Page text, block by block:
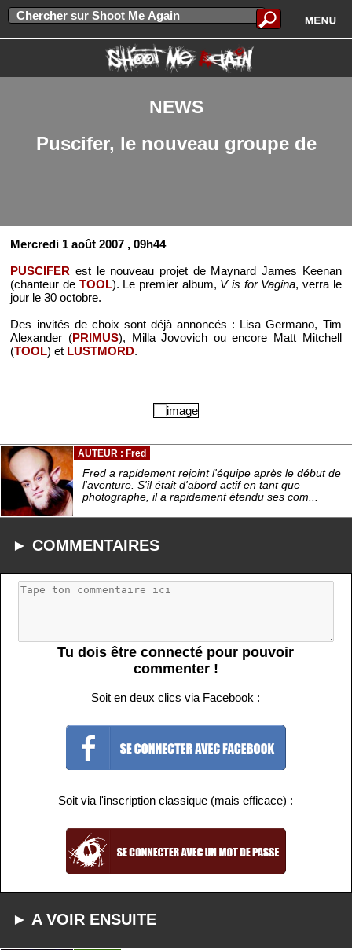
NEWS
Puscifer, le nouveau groupe de
Mercredi 1 août 2007 , 09h44
PUSCIFER est le nouveau projet de Maynard James Keenan
(chanteur de TOOL). Le premier album, V is for Vagina, verra le
jour le 30 octobre.
Des invités de choix sont déjà annoncés : Lisa Germano, Tim
Alexander (PRIMUS), Milla Jovovich ou encore Matt Mitchell
(TOOL) et LUSTMORD.
AUTEUR : Fred
Fred a rapidement rejoint l'équipe après le début de
l'aventure. S'il était d'abord actif en tant que
photographe, il a rapidement étendu ses com...
► COMMENTAIRES
Tu dois être connecté pour pouvoir
commenter !
Soit en deux clics via Facebook :
Soit via l'inscription classique (mais efficace) :
► A VOIR ENSUITE